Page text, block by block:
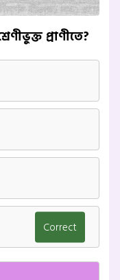
প্রাণীতে?
Correct